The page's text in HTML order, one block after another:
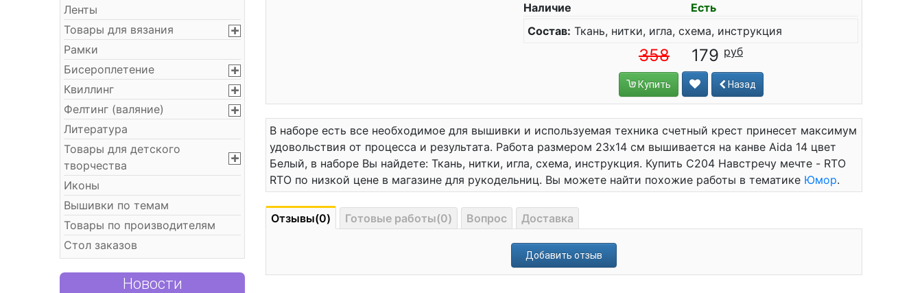
Ленты
Товары для вязания
Рамки
Бисероплетение
Квиллинг
Фелтинг (валяние)
Литература
Товары для детского
творчества
Иконы
Вышивки по темам
Товары по производителям
Стол заказов
Новости
Наличие
Есть
Состав: Ткань, нитки, игла, схема, инструкция
358 179
Купить Назад
В наборе есть все необходимое для вышивки и используемая техника счетный крест принесет максимум
удовольствия от процесса и результата. Работа размером 23x14 см вышивается на канве Aida 14 цвет
Белый, в наборе Вы найдете: Ткань, нитки, игла, схема, инструкция. Купить C204 Навстречу мечте - RTO
RTO по низкой цене в магазине для рукодельниц. Вы можете найти похожие работы в тематике Юмор.
Отзывы(0) Готовые работы(0) Вопрос Доставка
Добавить отзыв